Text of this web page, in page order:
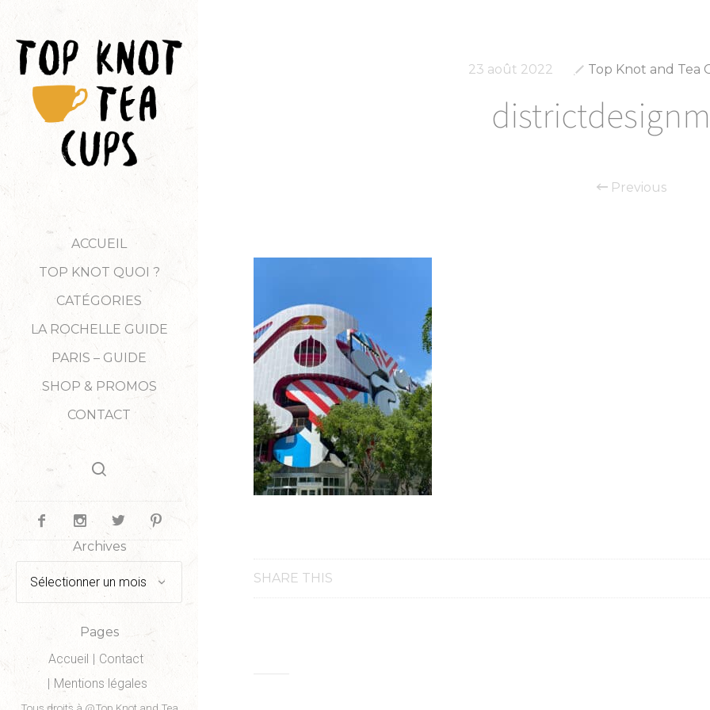
ACCUEIL
TOP KNOT QUOI ?
CATÉGORIES
LA ROCHELLE GUIDE
PARIS – GUIDE
SHOP & PROMOS
CONTACT
Archives
Archives
Pages
Accueil
Contact
Mentions légales
23 août 2022 Top Knot and Tea
Previous
SHARE THIS